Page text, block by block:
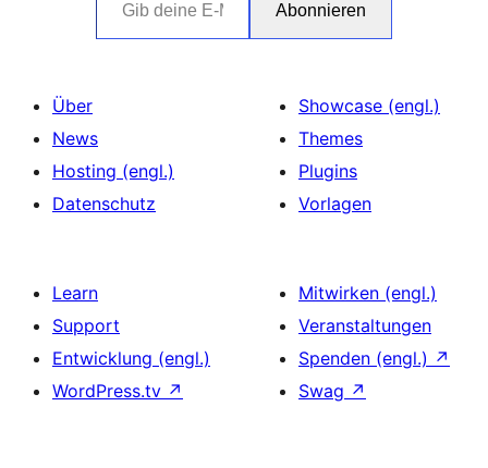
Abonnieren
Über
News
Hosting (engl.)
Datenschutz
Showcase (engl.)
Themes
Plugins
Vorlagen
Learn
Support
Entwicklung (engl.)
WordPress.tv ↗
Mitwirken (engl.)
Veranstaltungen
Spenden (engl.) ↗
Swag ↗